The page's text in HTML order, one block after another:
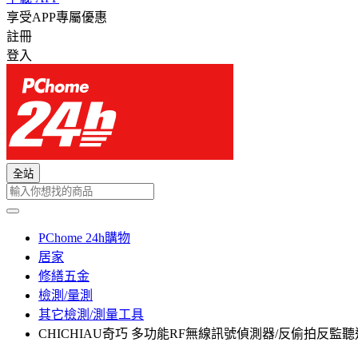
享受APP專屬優惠
註冊
登入
全站
PChome 24h購物
居家
修繕五金
檢測/量測
其它檢測/測量工具
CHICHIAU奇巧 多功能RF無線訊號偵測器/反偷拍反監聽